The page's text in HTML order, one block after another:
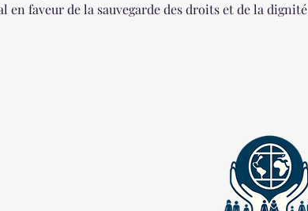
faveur de la sauvegarde des droits et de la dignité